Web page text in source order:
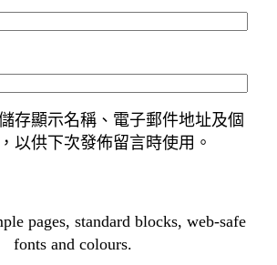
存顯示名稱、電子郵件地址及個
以供下次發佈留言時使用。
pages, standard blocks, web-safe
fonts and colours.